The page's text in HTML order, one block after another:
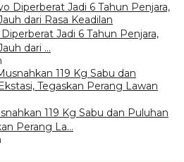
Jadi 6 Tahun Penjara,
dari …
119 Kg Sabu dan Puluhan
Perang La…